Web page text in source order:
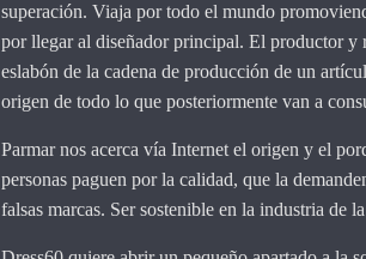
superación. Viaja por todo el mundo
por llegar al diseñador principal. El productor y
eslabón de la cadena de producción de un
origen de todo lo que posteriormente van a
Parmar nos acerca vía Internet el origen y el
personas paguen por la calidad, que la
falsas marcas. Ser sostenible en la industria de